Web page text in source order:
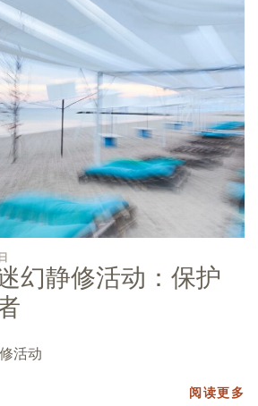
幻静修活动：保护
活动
阅读更多